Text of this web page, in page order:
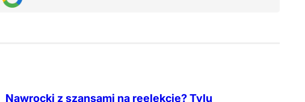
Nawrocki z szansami na reelekcję? Tylu